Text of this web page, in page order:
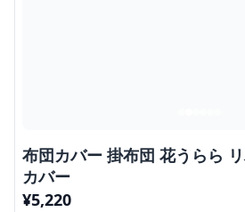
布団カバー 掛布団 花うらら
カバー
¥5,220